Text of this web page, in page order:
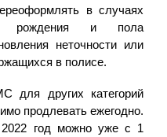
в случаях
рождения и пола
неточности или
в полисе.
других категорий
продлевать ежегодно.
год можно уже с 1